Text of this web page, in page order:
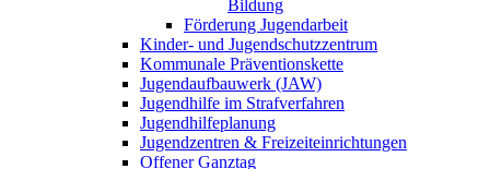
Bildung
Förderung Jugendarbeit
Kinder- und Jugendschutzzentrum
Kommunale Präventionskette
Jugendaufbauwerk (JAW)
Jugendhilfe im Strafverfahren
Jugendhilfeplanung
Jugendzentren & Freizeiteinrichtungen
Offener Ganztag